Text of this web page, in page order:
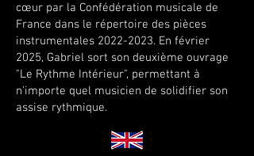
cœur par la Confédération musicale de
France dans le répertoire des pièces
instrumentales 2022-2023. En février
2025, Gabriel sort son deuxième ouvrage
"Le Rythme Intérieur", permettant à
n'importe quel musicien de solidifier son
assise rythmique.